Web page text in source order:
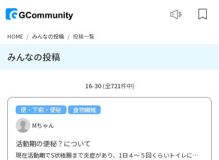
HOME みんなの投稿 投稿一覧
みんなの投稿
16-30(全721件中)
便・下痢・便秘
食物繊維
Mちゃん
活動期の便秘？について
現在活動期でS状結腸まで炎症があり、1日４～５回くらいトイレに行きます。 ガスと少量の下痢のみで、...